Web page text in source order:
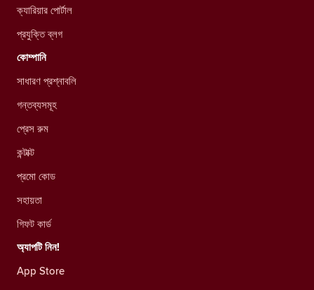
ক্যারিয়ার পোর্টাল
প্রযুক্তি ব্লগ
কোম্পানি
সাধারণ প্রশ্নাবলি
গন্তব্যসমূহ
প্রেস রুম
কন্টাক্ট
প্রমো কোড
সহায়তা
গিফট কার্ড
অ্যাপটি নিন!
App Store